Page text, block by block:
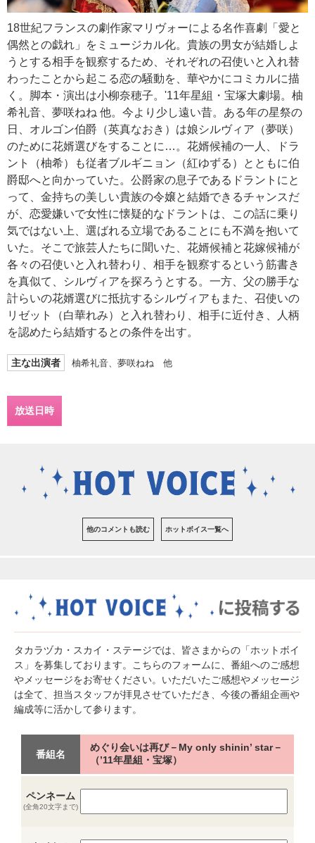
18世紀フランスの劇作家マリヴォーによる名作喜劇「愛と
偶然との戯れ」をミュージカル化。貴族の男女が結婚しよ
うとする相手を観察するため、それぞれの召使いと入れ替
わったことから起こる恋の騒動を、華やかにコミカルに描
く。脚本・演出は小柳奈穂子。'11年星組・宝塚大劇場。柚
希礼音、夢咲ねね 他。今より少し遠い昔。ある年の星祭の
日、オルゴン伯爵（英真なおき）は娘シルヴィア（夢咲）
のために花婿選びをすることに…。花婿候補の一人、ドラ
ント（柚希）も従者ブルギニョン（紅ゆずる）とともに伯
爵邸へと向かっていた。公爵家の息子であるドラントにと
って、金持ちの美しい貴族の令嬢と結婚できるチャンスだ
が、恋愛嫌いで女性に懐疑的なドラントは、この話に乗り
気ではない上、選ばれる立場であることにも不満を抱いて
いた。そこで旅芸人たちに聞いた、花婿候補と花嫁候補が
各々の召使いと入れ替わり、相手を観察するという筋書き
を真似て、シルヴィアを探ろうとする。一方、父の勝手な
計らいの花婿選びに抵抗するシルヴィアもまた、召使いの
リゼット（白華れみ）と入れ替わり、相手に近付き、人柄
を認めたら結婚するとの条件を出す。
主な出演者 柚希礼音、夢咲ねね 他
放送日時
他のコメントも読む ホットボイス一覧へ
タカラヅカ・スカイ・ステージでは、皆さまからの「ホットボイ
ス」を募集しております。こちらのフォームに、番組へのご感想
やメッセージをお寄せください。いただいたご感想やメッセージ
は全て、担当スタッフが拝見させていただき、今後の番組企画や
編成等に活かして参ります。
番組名
めぐり会いは再び－My only shinin’ star－
（’11年星組・宝塚）
ペンネーム
(全角20文字まで)